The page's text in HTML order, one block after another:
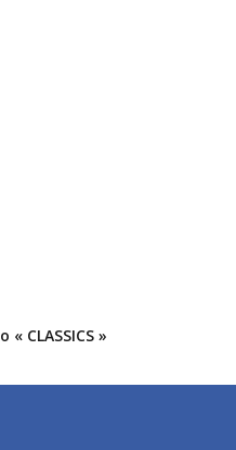
« CLASSICS »